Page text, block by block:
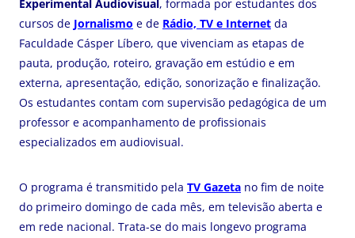
Experimental Audiovisual, formada por estudantes dos
cursos de Jornalismo e de Rádio, TV e Internet da
Faculdade Cásper Líbero, que vivenciam as etapas de
pauta, produção, roteiro, gravação em estúdio e em
externa, apresentação, edição, sonorização e finalização.
Os estudantes contam com supervisão pedagógica de um
professor e acompanhamento de profissionais
especializados em audiovisual.
O programa é transmitido pela TV Gazeta no fim de noite
do primeiro domingo de cada mês, em televisão aberta e
em rede nacional. Trata-se do mais longevo programa